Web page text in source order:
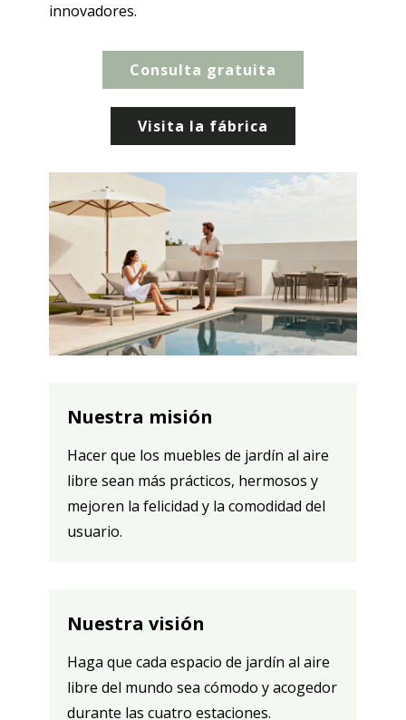
innovadores.
Consulta gratuita
Visita la fábrica
Nuestra misión
Hacer que los muebles de jardín al aire
libre sean más prácticos, hermosos y
mejoren la felicidad y la comodidad del
usuario.
Nuestra visión
Haga que cada espacio de jardín al aire
libre del mundo sea cómodo y acogedor
durante las cuatro estaciones.